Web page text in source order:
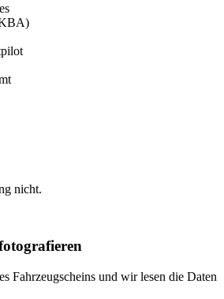
nicht.
Fahrzeugscheins und wir lesen die Daten